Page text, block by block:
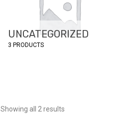
UNCATEGORIZED
3 PRODUCTS
Showing all 2 results